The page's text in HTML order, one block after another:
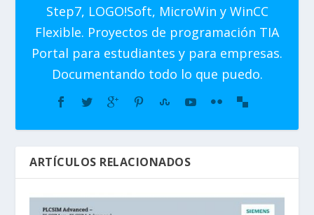
Step7, LOGO!Soft, MicroWin y WinCC
Flexible. Proyectos de programación TIA
Portal para estudiantes y para empresas.
Documentando todo lo que puedo.
ARTÍCULOS RELACIONADOS